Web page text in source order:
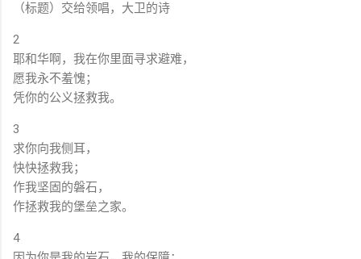
（标题）交给领唱，大卫的诗
2
耶和华啊，我在你里面寻求避难，
愿我永不羞愧；
凭你的公义拯救我。
3
求你向我侧耳，
快快拯救我；
作我坚固的磐石，
作拯救我的堡垒之家。
4